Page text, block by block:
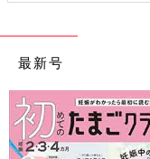
最新号